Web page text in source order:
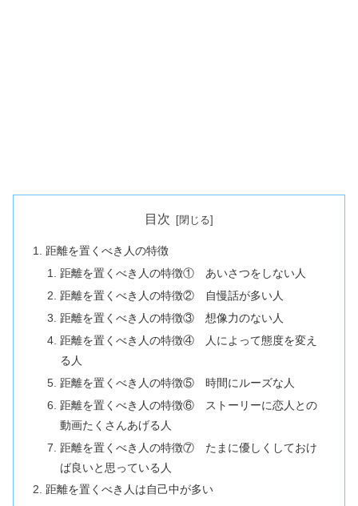
目次
距離を置くべき人の特徴
距離を置くべき人の特徴① あいさつをしない人
距離を置くべき人の特徴② 自慢話が多い人
距離を置くべき人の特徴③ 想像力のない人
距離を置くべき人の特徴④ 人によって態度を変え
る人
距離を置くべき人の特徴⑤ 時間にルーズな人
距離を置くべき人の特徴⑥ ストーリーに恋人との
動画たくさんあげる人
距離を置くべき人の特徴⑦ たまに優しくしておけ
ば良いと思っている人
距離を置くべき人は自己中が多い